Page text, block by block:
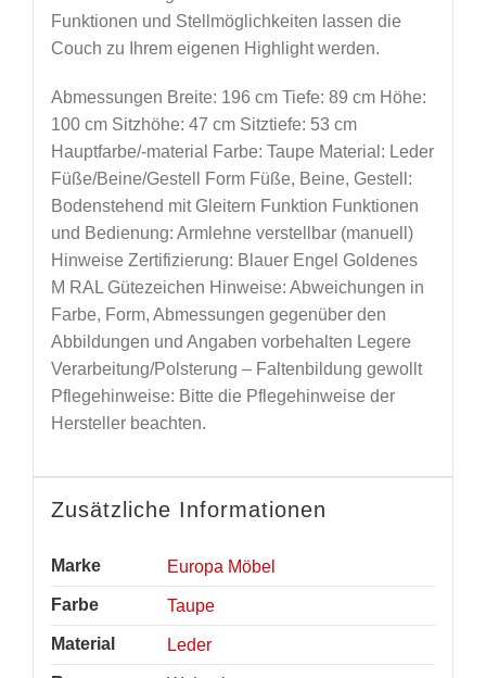
Funktionen und Stellmöglichkeiten lassen die
Couch zu Ihrem eigenen Highlight werden.
Abmessungen Breite: 196 cm Tiefe: 89 cm Höhe:
100 cm Sitzhöhe: 47 cm Sitztiefe: 53 cm
Hauptfarbe/-material Farbe: Taupe Material: Leder
Füße/Beine/Gestell Form Füße, Beine, Gestell:
Bodenstehend mit Gleitern Funktion Funktionen
und Bedienung: Armlehne verstellbar (manuell)
Hinweise Zertifizierung: Blauer Engel Goldenes
M RAL Gütezeichen Hinweise: Abweichungen in
Farbe, Form, Abmessungen gegenüber den
Abbildungen und Angaben vorbehalten Legere
Verarbeitung/Polsterung – Faltenbildung gewollt
Pflegehinweise: Bitte die Pflegehinweise der
Hersteller beachten.
Zusätzliche Informationen
Marke Europa Möbel
Farbe Taupe
Material Leder